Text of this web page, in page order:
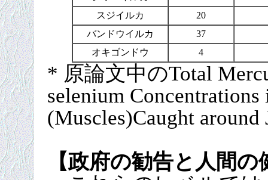
スジイルカ
20
バンドウイルカ
37
オキゴンドウ
4
* 原論文中のTotal
selenium Concentrations
(Muscles)Caught
【政府の勧告と人間